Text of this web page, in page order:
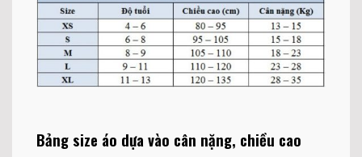
Bảng size áo dựa vào cân nặng, chiều cao